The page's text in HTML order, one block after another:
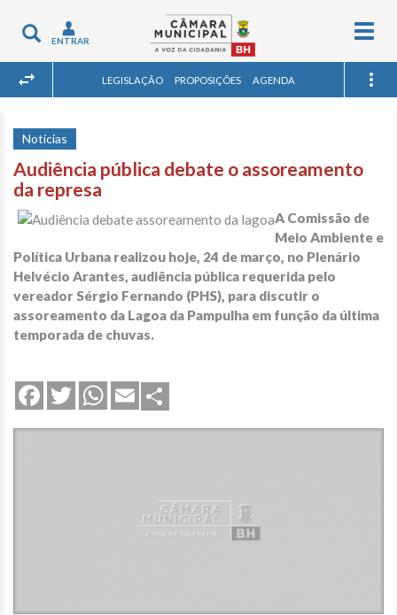
Toggle
navigation
ENTRAR
LEGISLAÇÃO PROPOSIÇÕES AGENDA
Notícias
Audiência pública debate o assoreamento
da represa
A Comissão de
Meio Ambiente e
Política Urbana realizou hoje, 24 de março, no Plenário
Helvécio Arantes, audiência pública requerida pelo
vereador Sérgio Fernando (PHS), para discutir o
assoreamento da Lagoa da Pampulha em função da última
temporada de chuvas.
FacebookTwitterWhatsApp
Email